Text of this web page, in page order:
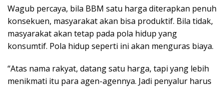
Wagub percaya, bila BBM satu harga diterapkan penuh
konsekuen, masyarakat akan bisa produktif. Bila tidak,
masyarakat akan tetap pada pola hidup yang
konsumtif. Pola hidup seperti ini akan menguras biaya.
“Atas nama rakyat, datang satu harga, tapi yang lebih
menikmati itu para agen-agennya. Jadi penyalur harus